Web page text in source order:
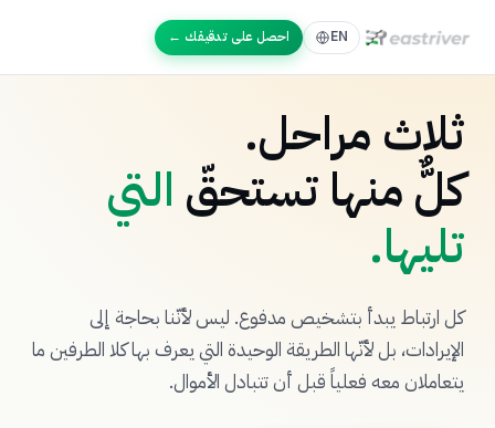
EN احصل على تدقيقك ←
ثلاث مراحل.
كلٌّ منها تستحقّ التي
تليها.
كل ارتباط يبدأ بتشخيص مدفوع. ليس لأنّنا بحاجة إلى
الإيرادات، بل لأنّها الطريقة الوحيدة التي يعرف بها كلا الطرفين ما
يتعاملان معه فعلياً قبل أن تتبادل الأموال.